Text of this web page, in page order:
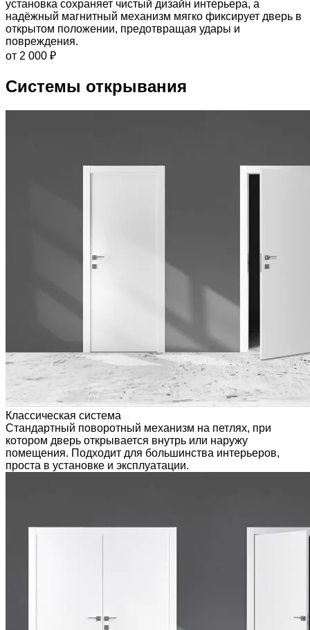
установка сохраняет чистый дизайн интерьера, а
надёжный магнитный механизм мягко фиксирует дверь в
открытом положении, предотвращая удары и
повреждения.
от 2 000 ₽
Системы открывания
Классическая система
Стандартный поворотный механизм на петлях, при
котором дверь открывается внутрь или наружу
помещения. Подходит для большинства интерьеров,
проста в установке и эксплуатации.